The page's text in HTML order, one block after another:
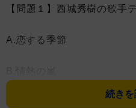
【問題１】西城秀樹の歌手
A.恋する季節
C.YOUNG MAN (Y.M.C.A.)
続きを